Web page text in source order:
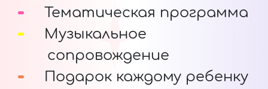
Тематическая программа
Музыкальное
сопровождение
Подарок каждому ребенку